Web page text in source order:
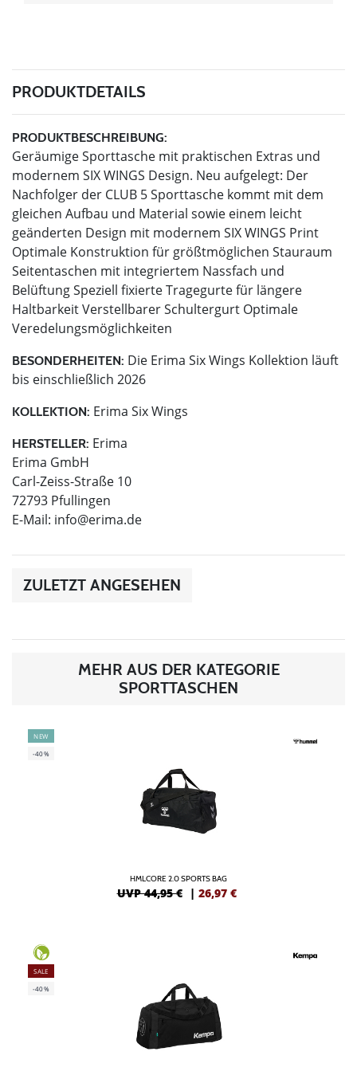
PRODUKTDETAILS
PRODUKTBESCHREIBUNG:
Geräumige Sporttasche mit praktischen Extras und
modernem SIX WINGS Design. Neu aufgelegt: Der
Nachfolger der CLUB 5 Sporttasche kommt mit dem
gleichen Aufbau und Material sowie einem leicht
geänderten Design mit modernem SIX WINGS Print
Optimale Konstruktion für größtmöglichen Stauraum
Seitentaschen mit integriertem Nassfach und
Belüftung Speziell fixierte Tragegurte für längere
Haltbarkeit Verstellbarer Schultergurt Optimale
Veredelungsmöglichkeiten
BESONDERHEITEN: Die Erima Six Wings Kollektion läuft
bis einschließlich 2026
KOLLEKTION: Erima Six Wings
HERSTELLER: Erima
Erima GmbH
Carl-Zeiss-Straße 10
72793 Pfullingen
E-Mail: info@erima.de
ZULETZT ANGESEHEN
MEHR AUS DER KATEGORIE
SPORTTASCHEN
NEW
-40%
HMLCORE 2.0 SPORTS BAG
UVP 44,95 € | 26,97 €
SALE
-40%